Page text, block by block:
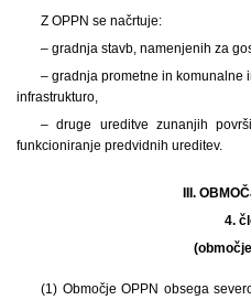
Z OPPN se načrtuje:
– gradnja stavb, namenjenih za
– gradnja prometne in komunalne
infrastrukturo,
– druge ureditve zunanjih
funkcioniranje predvidnih ureditev.
III.
4.
(1) Območje OPPN obsega